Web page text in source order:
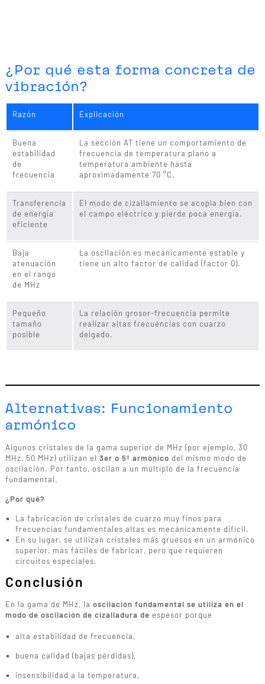
¿Por qué esta forma concreta de
vibración?
Razón Explicación
Buena
estabilidad
de
frecuencia
La sección AT tiene un comportamiento de
frecuencia de temperatura plano a
temperatura ambiente hasta
aproximadamente 70 °C.
Transferencia
de energía
eficiente
El modo de cizallamiento se acopla bien con
el campo eléctrico y pierde poca energía.
Baja
atenuación
en el rango
de MHz
La oscilación es mecánicamente estable y
tiene un alto factor de calidad (factor Q).
Pequeño
tamaño
posible
La relación grosor-frecuencia permite
realizar altas frecuencias con cuarzo
delgado.
Alternativas: Funcionamiento
armónico
Algunos cristales de la gama superior de MHz (por ejemplo, 30
MHz, 50 MHz) utilizan el 3er o 5º armónico del mismo modo de
oscilación. Por tanto, oscilan a un múltiplo de la frecuencia
fundamental.
¿Por qué?
La fabricación de cristales de cuarzo muy finos para
frecuencias fundamentales altas es mecánicamente difícil.
En su lugar, se utilizan cristales más gruesos en un armónico
superior, más fáciles de fabricar, pero que requieren
circuitos especiales.
Conclusión
En la gama de MHz, la oscilación fundamental se utiliza en el
modo de oscilación de cizalladura de espesor porque
alta estabilidad de frecuencia,
buena calidad (bajas pérdidas),
insensibilidad a la temperatura,